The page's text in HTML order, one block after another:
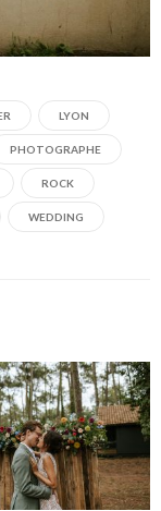
LYON
PHOTOGRAPHE
ROCK
WEDDING